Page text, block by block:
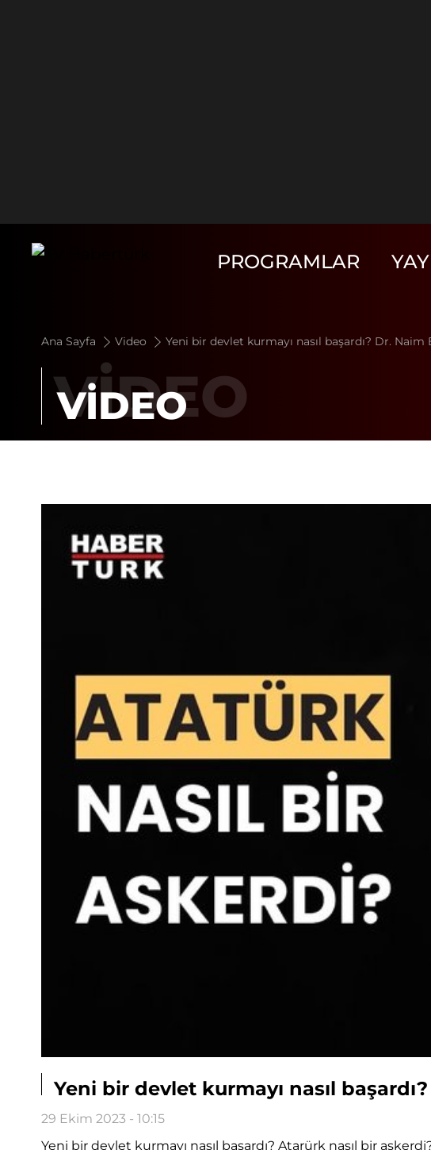
PROGRAMLAR
Ana Sayfa Video Yeni bir devlet kurmayı nasıl başardı? Dr.
VİDEO
Yeni bir devlet kurmayı nasıl
29 Ekim 2023 - 10:15
Yeni bir devlet kurmayı nasıl başardı? Atarürk nasıl bir